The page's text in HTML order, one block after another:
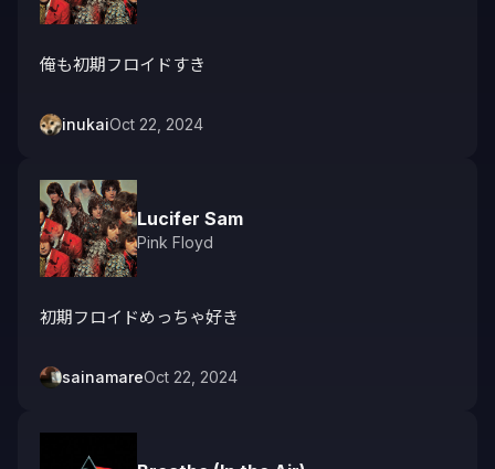
俺も初期フロイドすき
inukaiOct 22, 2024
Lucifer Sam
Pink Floyd
初期フロイドめっちゃ好き
sainamareOct 22, 2024